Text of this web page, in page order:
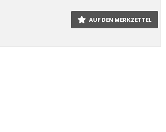
AUF DEN MERKZETTEL